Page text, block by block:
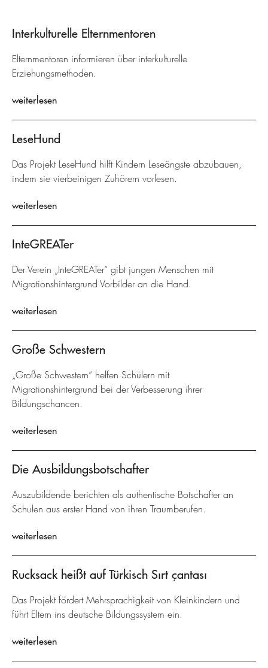
Interkulturelle Elternmentoren
Elternmentoren informieren über interkulturelle
Erziehungsmethoden.
weiterlesen
LeseHund
Das Projekt LeseHund hilft Kindern Leseängste abzubauen,
indem sie vierbeinigen Zuhörern vorlesen.
weiterlesen
InteGREATer
Der Verein „InteGREATer“ gibt jungen Menschen mit
Migrationshintergrund Vorbilder an die Hand.
weiterlesen
Große Schwestern
„Große Schwestern“ helfen Schülern mit
Migrationshintergrund bei der Verbesserung ihrer
Bildungschancen.
weiterlesen
Die Ausbildungsbotschafter
Auszubildende berichten als authentische Botschafter an
Schulen aus erster Hand von ihren Traumberufen.
weiterlesen
Rucksack heißt auf Türkisch Sırt çantası
Das Projekt fördert Mehrsprachigkeit von Kleinkindern und
führt Eltern ins deutsche Bildungssystem ein.
weiterlesen